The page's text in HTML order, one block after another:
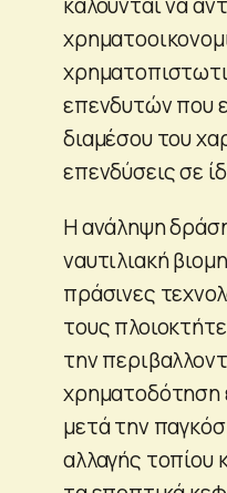
επενδυτών που
διαμέσου του
επενδύσεις σε
Η ανάληψη
ναυτιλιακή
πράσινες
τους
την
χρηματοδότηση
μετά την
αλλαγής τοπίου